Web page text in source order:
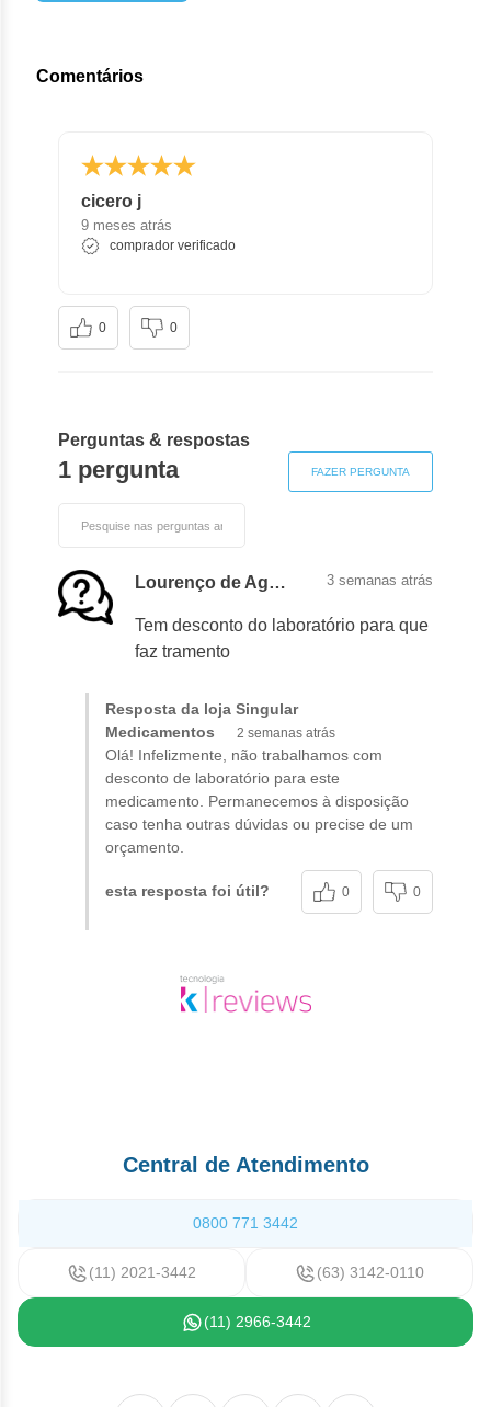
Comentários
cicero j
9 meses atrás
comprador verificado
0 0
Perguntas & respostas
1 pergunta FAZER PERGUNTA
Lourenço de Aguiar 3 semanas atrás
Tem desconto do laboratório para que
faz tramento
Resposta da loja Singular
Medicamentos
2 semanas atrás
Olá! Infelizmente, não trabalhamos com
desconto de laboratório para este
medicamento. Permanecemos à disposição
caso tenha outras dúvidas ou precise de um
orçamento.
esta resposta foi útil? 0 0
Central de Atendimento
0800 771 3442
(11) 2021-3442 (63) 3142-0110
(11) 2966-3442